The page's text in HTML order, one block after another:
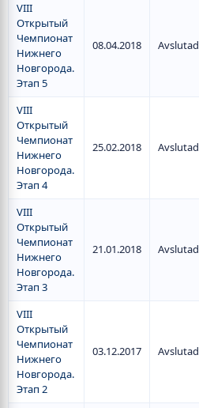
VIII
Открытый
Чемпионат
Нижнего
Новгорода.
Этап 5
08.04.2018 Avslutad
VIII
Открытый
Чемпионат
Нижнего
Новгорода.
Этап 4
25.02.2018 Avslutad
VIII
Открытый
Чемпионат
Нижнего
Новгорода.
Этап 3
21.01.2018 Avslutad
VIII
Открытый
Чемпионат
Нижнего
Новгорода.
Этап 2
03.12.2017 Avslutad